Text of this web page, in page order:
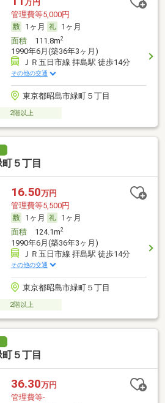
万円
管理費等5,000円
1ヶ月
1ヶ月
面積111.8m2
1990年6月(築36年3ヶ月)
ＪＲ五日市線 拝島駅 徒歩14分
その他の交通
東京都昭島市緑町５丁目
2階以上
５丁目
16.50万円
管理費等5,500円
1ヶ月
1ヶ月
面積124.1m2
1990年6月(築36年3ヶ月)
ＪＲ五日市線 拝島駅 徒歩14分
その他の交通
東京都昭島市緑町５丁目
2階以上
５丁目
36.30万円
管理費等-